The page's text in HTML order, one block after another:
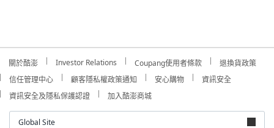
關於酷澎 Investor Relations Coupang使用者條款
退換貨政策
信任管理中心
顧客隱私權政策通知 安心購物
資訊安全
資訊安全及隱私保護認證
加入酷澎商城
Global Site